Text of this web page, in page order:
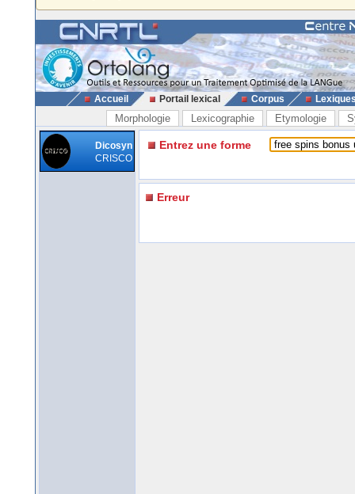
Accueil Portail lexical Corpus
Morphologie Lexicographie Etymologie
Dicosyn
CRISCO
Entrez une forme
Erreur